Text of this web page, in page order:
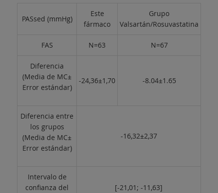
PASsed (mmHg)
Este
fármaco
Grupo
Valsartán/Rosuvastatina
FAS N=63 N=67
Diferencia
(Media de MC±
Error estándar)
-24,36±1,70 -8.04±1.65
Diferencia entre
los grupos
(Media de MC±
Error estándar)
-16,32±2,37
Intervalo de
confianza del
[-21,01; -11,63]